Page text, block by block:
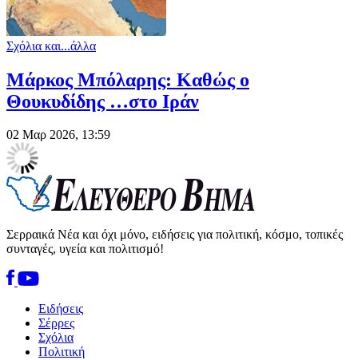
Σχόλια και...άλλα
Μάρκος Μπόλαρης: Καθώς ο
Θουκυδίδης …στο Ιράν
02 Μαρ 2026, 13:59
Σερραικά Νέα και όχι μόνο, ειδήσεις για πολιτική, κόσμο, τοπικές
συνταγές, υγεία και πολιτισμό!
Ειδήσεις
Σέρρες
Σχόλια
Πολιτική